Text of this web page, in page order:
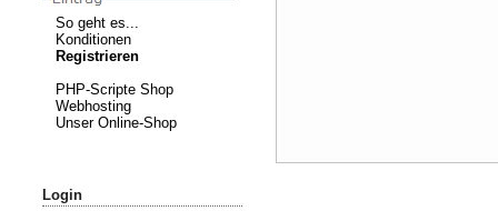
So geht es...
Konditionen
Registrieren
PHP-Scripte Shop
Webhosting
Unser Online-Shop
Login